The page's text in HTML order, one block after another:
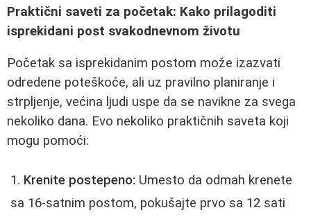
Praktični saveti za početak: Kako prilagoditi
isprekidani post svakodnevnom životu
Početak sa isprekidanim postom može izazvati
odredene poteškoće, ali uz pravilno planiranje i
strpljenje, većina ljudi uspe da se navikne za svega
nekoliko dana. Evo nekoliko praktičnih saveta koji
mogu pomoći:
Krenite postepeno: Umesto da odmah krenete
sa 16-satnim postom, pokušajte prvo sa 12 sati